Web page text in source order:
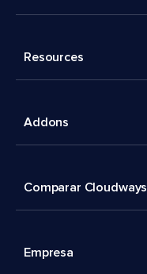
Resources
Addons
Comparar Cloudways
Empresa